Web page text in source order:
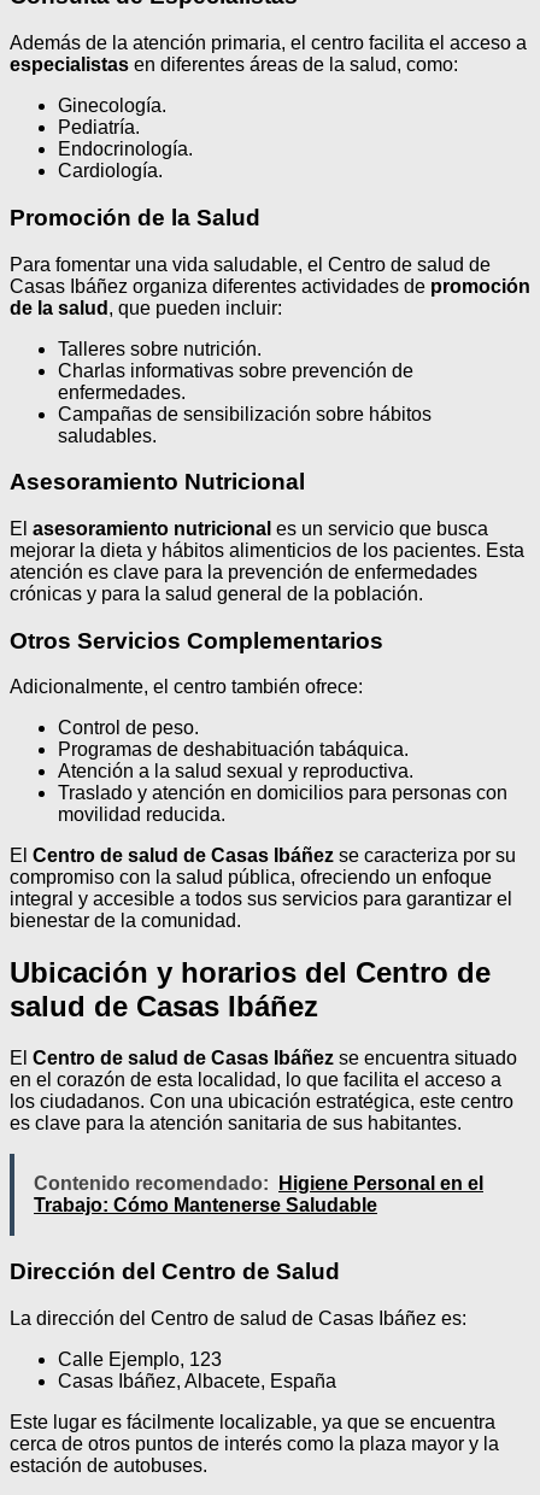
Además de la atención primaria, el centro facilita el acceso a
especialistas en diferentes áreas de la salud, como:
Ginecología.
Pediatría.
Endocrinología.
Cardiología.
Promoción de la Salud
Para fomentar una vida saludable, el Centro de salud de
Casas Ibáñez organiza diferentes actividades de promoción
de la salud , que pueden incluir:
Talleres sobre nutrición.
Charlas informativas sobre prevención de
enfermedades.
Campañas de sensibilización sobre hábitos
saludables.
Asesoramiento Nutricional
El asesoramiento nutricional es un servicio que busca
mejorar la dieta y hábitos alimenticios de los pacientes. Esta
atención es clave para la prevención de enfermedades
crónicas y para la salud general de la población.
Otros Servicios Complementarios
Adicionalmente, el centro también ofrece:
Control de peso.
Programas de deshabituación tabáquica.
Atención a la salud sexual y reproductiva.
Traslado y atención en domicilios para personas con
movilidad reducida.
El Centro de salud de Casas Ibáñez se caracteriza por su
compromiso con la salud pública, ofreciendo un enfoque
integral y accesible a todos sus servicios para garantizar el
bienestar de la comunidad.
Ubicación y horarios del Centro de
salud de Casas Ibáñez
El Centro de salud de Casas Ibáñez se encuentra situado
en el corazón de esta localidad, lo que facilita el acceso a
los ciudadanos. Con una ubicación estratégica, este centro
es clave para la atención sanitaria de sus habitantes.
Contenido recomendado:
Higiene Personal en el
Trabajo: Cómo Mantenerse Saludable
Dirección del Centro de Salud
La dirección del Centro de salud de Casas Ibáñez es:
Calle Ejemplo, 123
Casas Ibáñez, Albacete, España
Este lugar es fácilmente localizable, ya que se encuentra
cerca de otros puntos de interés como la plaza mayor y la
estación de autobuses.